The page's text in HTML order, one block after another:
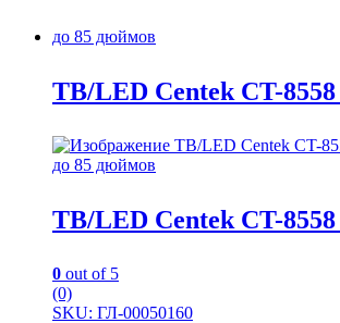
до 85 дюймов
TB/LED Centek CT-
до 85 дюймов
TB/LED Centek CT-
0 out of 5
(0)
SKU: ГЛ-00050160